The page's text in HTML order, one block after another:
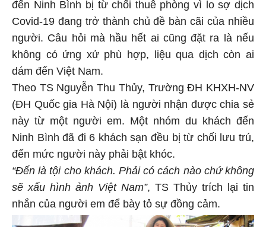
đến Ninh Bình bị từ chối thuê phòng vì lo sợ dịch
Covid-19 đang trở thành chủ đề bàn cãi của nhiều
người. Câu hỏi mà hầu hết ai cũng đặt ra là nếu
không có ứng xử phù hợp, liệu qua dịch còn ai
dám đến Việt Nam.
Theo TS Nguyễn Thu Thủy, Trường ĐH KHXH-NV
(ĐH Quốc gia Hà Nội) là người nhận được chia sẻ
này từ một người em. Một nhóm du khách đến
Ninh Bình đã đi 6 khách sạn đều bị từ chối lưu trú,
đến mức người này phải bật khóc.
“Đến là tội cho khách. Phải có cách nào chứ không
sẽ xấu hình ảnh Việt Nam”, TS Thủy trích lại tin
nhắn của người em để bày tỏ sự đồng cảm.